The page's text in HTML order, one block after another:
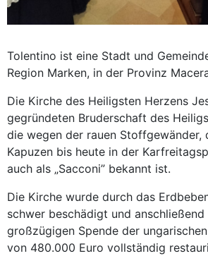
Tolentino ist eine Stadt und
Region Marken, in der Provinz
Die Kirche des Heiligsten Herzens
gegründeten Bruderschaft des
die wegen der rauen Stoffgewänder,
Kapuzen bis heute in der
auch als „Sacconi” bekannt ist.
Die Kirche wurde durch das
schwer beschädigt und anschließend
großzügigen Spende der
von 480.000 Euro vollständig